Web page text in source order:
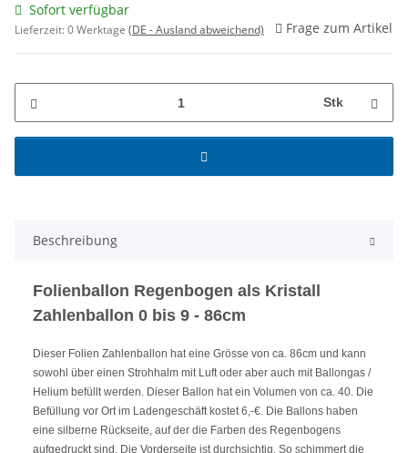
Sofort verfügbar
Lieferzeit:0 Werktage (DE - Ausland abweichend) Frage zum Artikel
Stk
Beschreibung
Folienballon Regenbogen als Kristall
Zahlenballon 0 bis 9 - 86cm
Dieser Folien Zahlenballon hat eine Grösse von ca. 86cm und kann
sowohl über einen Strohhalm mit Luft oder aber auch mit Ballongas /
Helium befüllt werden. Dieser Ballon hat ein Volumen von ca. 40. Die
Befüllung vor Ort im Ladengeschäft kostet 6,-€. Die Ballons haben
eine silberne Rückseite, auf der die Farben des Regenbogens
aufgedruckt sind. Die Vorderseite ist durchsichtig. So schimmert die